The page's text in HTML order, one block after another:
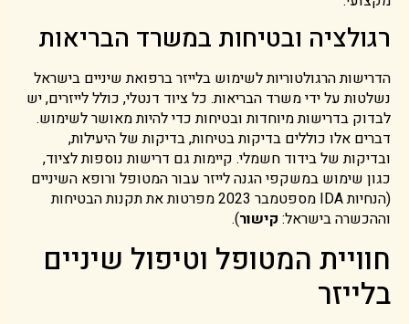
רגולציה ובטיחות במשרד הבריאות
הדרישות הרגולטוריות לשימוש בלייזר ברפואת שיניים בישראל
נשלטות על ידי משרד הבריאות. כל ציוד דנטלי, כולל לייזרים, יש
לבדוק בדרישות מיוחדות ובטיחות כדי להיות מאושר לשימוש.
דברים אלו כוללים בדיקות בטיחות, בדיקות של היעילות,
ובדיקות של בידוד חשמלי. קיימות גם דרישות נוספות לציוד,
כגון שימוש במשקפי הגנה לייזר עבור המטופל ורופא השיניים
(הנחיות IDA מספטמבר 2023 מפרטות את תקנות הבטיחות
וההכשרה בישראל: קישור).
חוויית המטופל וטיפול שיניים
בלייזר